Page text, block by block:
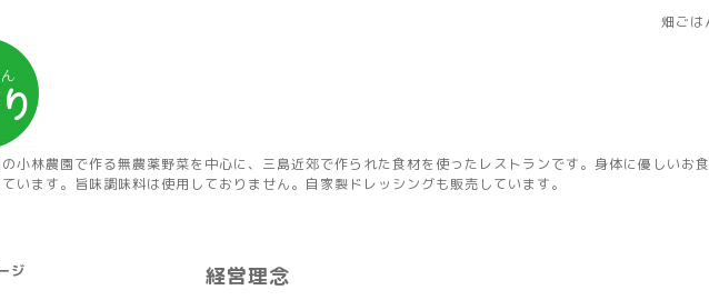
畑ごは
小林農園で作る無農薬野菜を中心に、三島近郊で作られた食材を使ったレストランです。身体に優しいお
います。旨味調味料は使用しておりません。自家製ドレッシングも販売しています。
経営理念
ジ